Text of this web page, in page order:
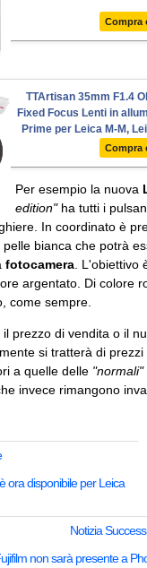
Compra
TTArtisan 35mm F1.4
Fixed Focus Lenti in
Prime per Leica M-M,
Leica M6, Leica M7,
M9p,
Compra
Per esempio la nuova
edition"ha tutti i
In coordinato è
bianca che potrà
fotocamera . L'obiettivo
argentato. Di colore
come sempre.
prezzo di vendita o il
si tratterà di
a quelle delle "normali"
invece rimangono
ora disponibile per Leica
Notizia
non sarà presente a